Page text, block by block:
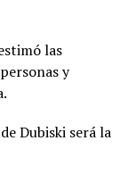
las
y
Dubiski será la